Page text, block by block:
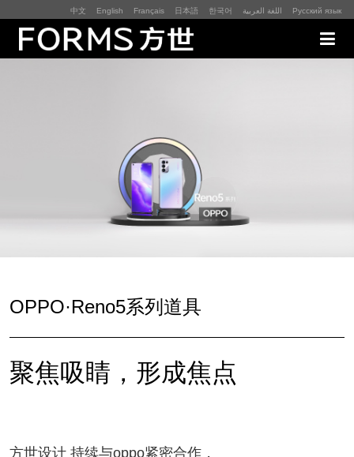
中文 English Français 日本語 한국어 اللغة العربية Русский язык
全球展会·EXPO
数字媒体与展项装置·CG&DVICE
首页
OPPO·Reno5系列道具
聚焦吸睛，形成焦点
方世设计 持续与oppo紧密合作，